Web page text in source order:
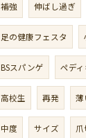
補強 伸ばし過ぎ
足の健康フェスタ
BSスパンゲ ペデ
高校生 再発 薄
中度 サイズ 爪